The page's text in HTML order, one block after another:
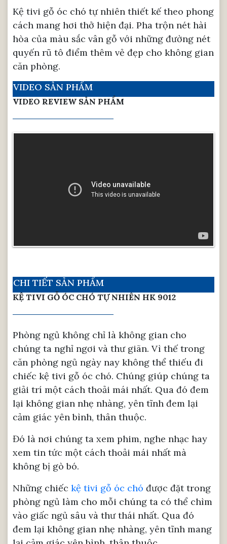
Kệ tivi gỗ óc chó tự nhiên thiết kế theo phong
cách mang hơi thở hiện đại. Pha trộn nét hài
hòa của màu sắc vân gỗ với những đường nét
quyến rũ tô điểm thêm vẻ đẹp cho không gian
căn phòng.
VIDEO SẢN PHẨM
VIDEO REVIEW SẢN PHẨM
CHI TIẾT SẢN PHẨM
KỆ TIVI GỖ ÓC CHÓ TỰ NHIÊN HK 9012
Phòng ngủ không chỉ là không gian cho
chúng ta nghỉ ngơi và thư giãn. Vì thế trong
căn phòng ngủ ngày nay không thể thiếu đi
chiếc kệ tivi gỗ óc chó. Chúng giúp chúng ta
giải trí một cách thoải mái nhất. Qua đó đem
lại không gian nhẹ nhàng, yên tĩnh đem lại
cảm giác yên bình, thân thuộc.
Đó là nơi chúng ta xem phim, nghe nhạc hay
xem tin tức một cách thoải mái nhất mà
không bị gò bó.
Những chiếc kệ tivi gỗ óc chó được đặt trong
phòng ngủ làm cho mỗi chúng ta có thể chìm
vào giấc ngủ sâu và thư thái nhất. Qua đó
đem lại không gian nhẹ nhàng, yên tĩnh mang